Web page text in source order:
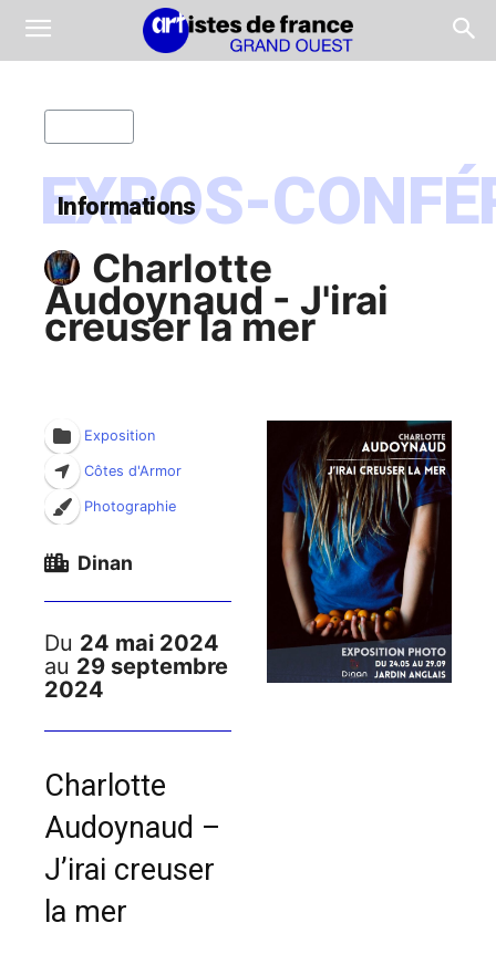
Informations
EXPOS-
Charlotte
Audoynaud - J'irai
creuser la mer
Exposition
Côtes d'Armor
Photographie
Dinan
Du 24 mai 2024
au 29 septembre
2024
Charlotte
Audoynaud –
J’irai creuser
la mer